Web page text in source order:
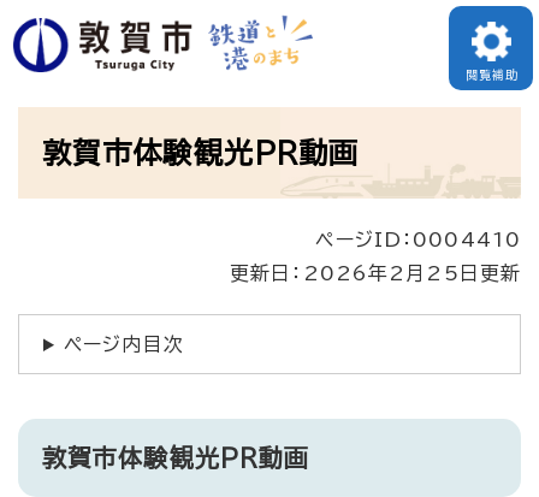
ペ
ー
閲覧補助
敦賀市体験観光PR動画
ページID：0004410
更新日：2026年2月25日更新
ページ内目次
敦賀市体験観光PR動画